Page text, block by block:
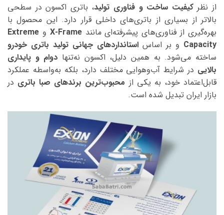
از نظرکیفیت ساخت و فناوری تولید، باتری اکسون در سطحی
بالاتر از بسیاری از باتری‌های داخلی قرار دارد. این محصول با
بهره‌گیری از فناوری‌های پیشرفته‌ای مانندX-Frame و Extreme
Capacity و بر اساس استانداردهای جهانی تولید باتری خودرو
ساخته می‌شود. به همین دلیل، اکسون نه‌تنها دوام و پایداری
بالایی در شرایط آب‌وهوایی مختلف دارد، بلکه به‌واسطه عملکرد
قابل‌اعتماد خود، به یکی از محبوب‌ترین برندهای صبا باتری در
بازار ایران تبدیل شده است.